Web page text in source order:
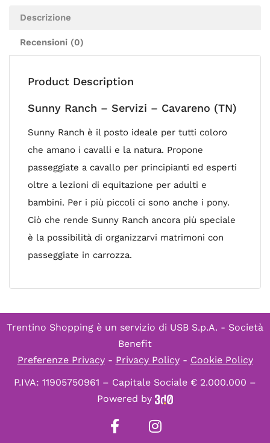
Descrizione
Recensioni (0)
Product Description
Sunny Ranch – Servizi – Cavareno (TN)
Sunny Ranch è il posto ideale per tutti coloro
che amano i cavalli e la natura. Propone
passeggiate a cavallo per principianti ed esperti
oltre a lezioni di equitazione per adulti e
bambini. Per i più piccoli ci sono anche i pony.
Ciò che rende Sunny Ranch ancora più speciale
è la possibilità di organizzarvi matrimoni con
passeggiate in carrozza.
Trentino Shopping è un servizio di USB S.p.A. - Società
Benefit
Preferenze Privacy- Privacy Policy- Cookie Policy
P.IVA: 11905750961 – Capitale Sociale € 2.000.000 –
Powered by